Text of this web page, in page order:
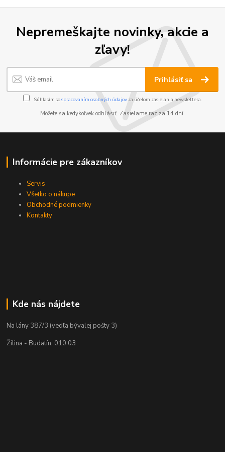
Nepremeškajte novinky, akcie a
zľavy!
Prihlásiť sa
Súhlasím sospracovaním osobných údajov za účelom zasielania newslettera.
Môžete sa kedykoľvek odhlásiť. Zasielame raz za 14 dní.
Informácie pre zákazníkov
Servis
Všetko o nákupe
Obchodné podmienky
Kontakty
Kde nás nájdete
Na lány 387/3 (vedľa bývalej pošty 3)
Žilina - Budatín, 010 03